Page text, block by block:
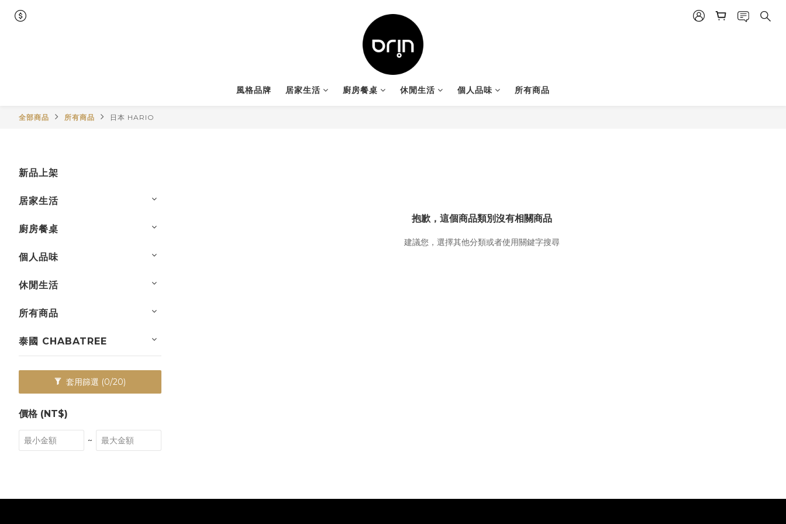
風格品牌 居家生活 廚房餐桌 休閒生活 個人品味 所有商品
全部商品 所有商品 日本 HARIO
新品上架
居家生活
廚房餐桌
個人品味
休閒生活
所有商品
泰國 CHABATREE
套用篩選 (0/20)
價格 (NT$)
~
抱歉，這個商品類別沒有相關商品
建議您，選擇其他分類或者使用關鍵字搜尋